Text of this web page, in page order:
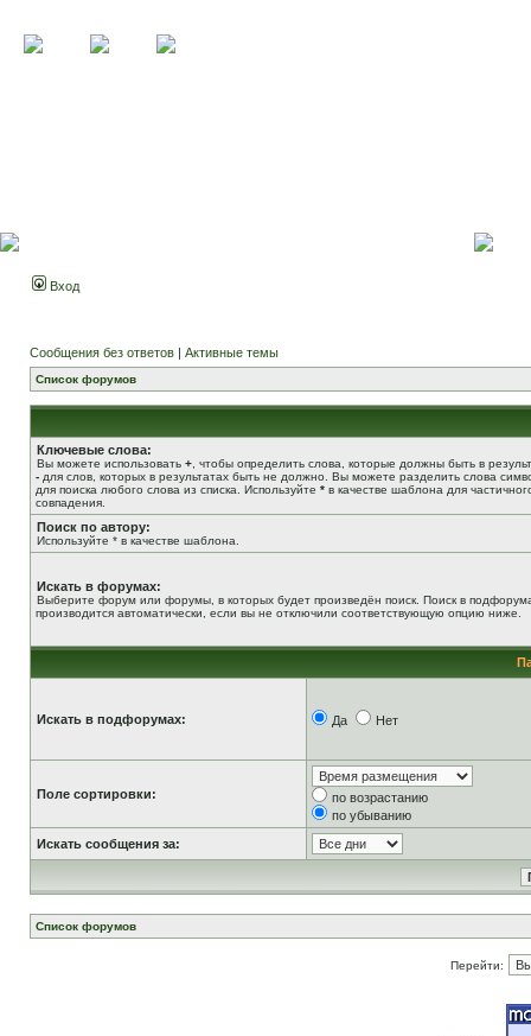
Вход
Сообщения без ответов | Активные темы
Список форумов
Ключевые слова:
Вы можете использовать + , чтобы определить слова, которые должны быть в
- для слов, которых в результатах быть не должно. Вы можете разделить слова
для поиска любого слова из списка. Используйте * в качестве шаблона для
совпадения.
Поиск по автору:
Используйте * в качестве шаблона.
Искать в форумах:
Выберите форум или форумы, в которых будет произведён поиск. Поиск в
производится автоматически, если вы не отключили соответствующую опцию ниже.
Искать в подфорумах: Да Нет
Поле сортировки:
по возрастанию
по убыванию
Искать сообщения за:
Список форумов
Перейти: